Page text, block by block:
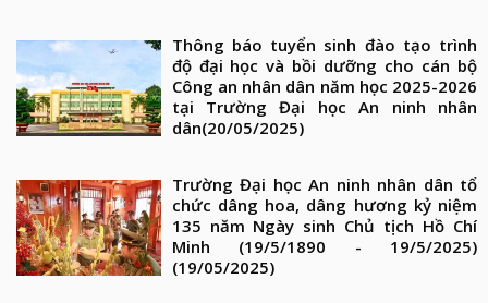
Thông báo tuyển sinh đào tạo trình
độ đại học và bồi dưỡng cho cán bộ
Công an nhân dân năm học 2025-2026
tại Trường Đại học An ninh nhân
dân(20/05/2025)
Trường Đại học An ninh nhân dân tổ
chức dâng hoa, dâng hương kỷ niệm
135 năm Ngày sinh Chủ tịch Hồ Chí
Minh (19/5/1890 - 19/5/2025)
(19/05/2025)